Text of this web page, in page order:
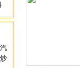
汽
炒